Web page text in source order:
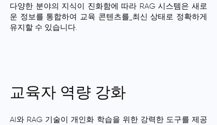
다양한 분야의 지식이 진화함에 따라 RAG 시스템은 새로
운 정보를 통합하여 교육 콘텐츠를 최신 상태로 정확하게
유지할 수 있습니다.
교육자 역량 강화
AI와 RAG 기술이 개인화 학습을 위한 강력한 도구를 제공